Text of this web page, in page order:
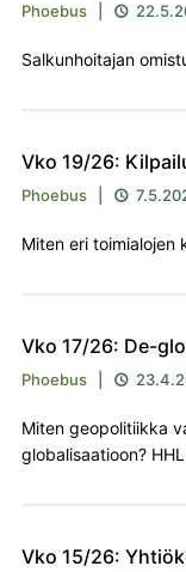
Phoebus 
Salkunhoitajan
Vko 19/26:
Phoebus 
Miten eri toimialojen
Vko 17/26: De-
Phoebus 
Miten geopolitiikka
globalisaatioon?
Vko 15/26: